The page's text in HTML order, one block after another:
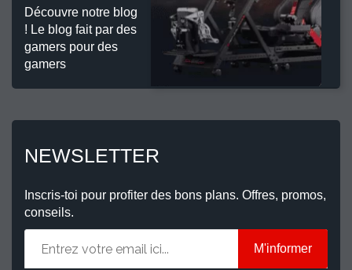
Découvre notre blog
! Le blog fait par des
gamers pour des
gamers
NEWSLETTER
Inscris-toi pour profiter des bons plans. Offres, promos,
conseils.
M'informer